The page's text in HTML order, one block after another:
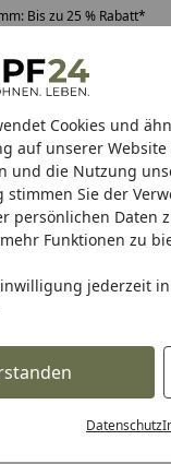
Cookies und
auf unserer
und die Nutzung
Sie der
persönlichen Daten
Funktionen zu
jederzeit
Datenschutz
Bis zu 25 % Rabatt*
25.988 Bewertungen
Highlights Tipps
Karibu
Dein